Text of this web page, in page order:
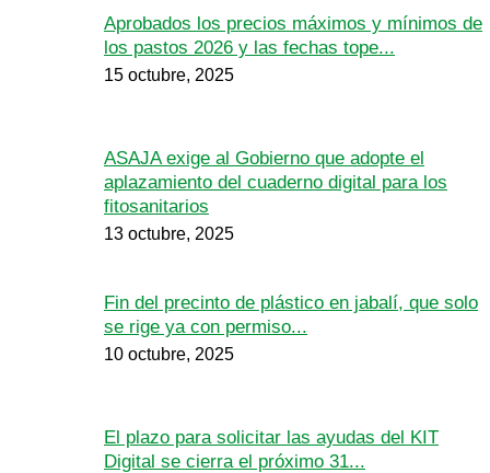
Aprobados los precios máximos y mínimos de
los pastos 2026 y las fechas tope...
15 octubre, 2025
ASAJA exige al Gobierno que adopte el
aplazamiento del cuaderno digital para los
fitosanitarios
13 octubre, 2025
Fin del precinto de plástico en jabalí, que solo
se rige ya con permiso...
10 octubre, 2025
El plazo para solicitar las ayudas del KIT
Digital se cierra el próximo 31...